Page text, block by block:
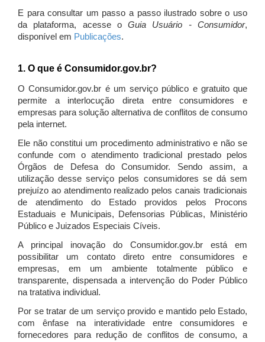
E para consultar um passo a passo ilustrado sobre o uso
da plataforma, acesse oGuia Usuário - Consumidor,
disponível em Publicações.
1. O que é Consumidor.gov.br?
O Consumidor.gov.br é um serviço público e gratuito que
permite a interlocução direta entre consumidores e
empresas para solução alternativa de conflitos de consumo
pela internet.
Ele não constitui um procedimento administrativo e não se
confunde com o atendimento tradicional prestado pelos
Órgãos de Defesa do Consumidor. Sendo assim, a
utilização desse serviço pelos consumidores se dá sem
prejuízo ao atendimento realizado pelos canais tradicionais
de atendimento do Estado providos pelos Procons
Estaduais e Municipais, Defensorias Públicas, Ministério
Público e Juizados Especiais Cíveis.
A principal inovação do Consumidor.gov.br está em
possibilitar um contato direto entre consumidores e
empresas, em um ambiente totalmente público e
transparente, dispensada a intervenção do Poder Público
na tratativa individual.
Por se tratar de um serviço provido e mantido pelo Estado,
com ênfase na interatividade entre consumidores e
fornecedores para redução de conflitos de consumo, a